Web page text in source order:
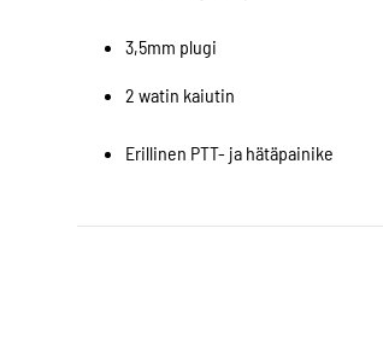
3,5mm plugi
2 watin kaiutin
Erillinen PTT- ja hätäpainike